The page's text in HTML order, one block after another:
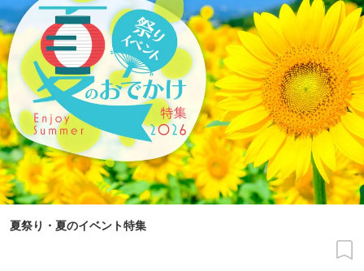
夏祭り・夏のイベント特集